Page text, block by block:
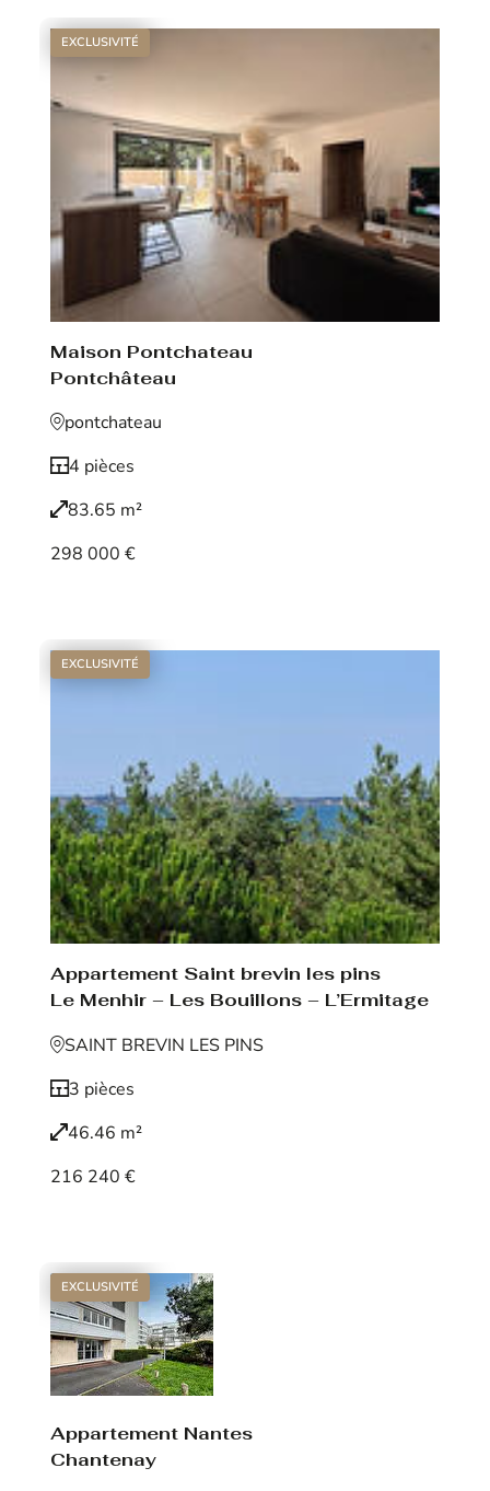
EXCLUSIVITÉ
Maison Pontchateau
Pontchâteau
pontchateau
4 pièces
83.65 m²
298 000 €
EXCLUSIVITÉ
Appartement Saint brevin les pins
Le Menhir – Les Bouillons – L’Ermitage
SAINT BREVIN LES PINS
3 pièces
46.46 m²
216 240 €
EXCLUSIVITÉ
Appartement Nantes
Chantenay